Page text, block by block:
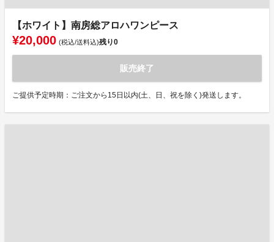
【ホワイト】南房総アロハワンピース
¥20,000 (税込/送料込)残り0
販売終了
ご提供予定時期：ご注文から15日以内(土、日、祝を除く)発送します。